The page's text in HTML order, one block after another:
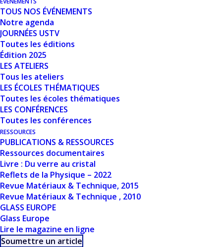
TOUS NOS ÉVÉNEMENTS
Notre agenda
JOURNÉES USTV
Toutes les éditions
Édition 2025
LES ATELIERS
Tous les ateliers
LES ÉCOLES THÉMATIQUES
Toutes les écoles thématiques
LES CONFÉRENCES
Toutes les conférences
RESSOURCES
PUBLICATIONS & RESSOURCES
Ressources documentaires
Livre : Du verre au cristal
Reflets de la Physique – 2022
Revue Matériaux & Technique, 2015
Revue Matériaux & Technique , 2010
GLASS EUROPE
Glass Europe
Lire le magazine en ligne
Soumettre un article
PRIX WEYL 2024 –
MAXIME CAVILLON
24 janvier 2025 | Prix, distinctions
RETOUR AUX ACTUALITÉS